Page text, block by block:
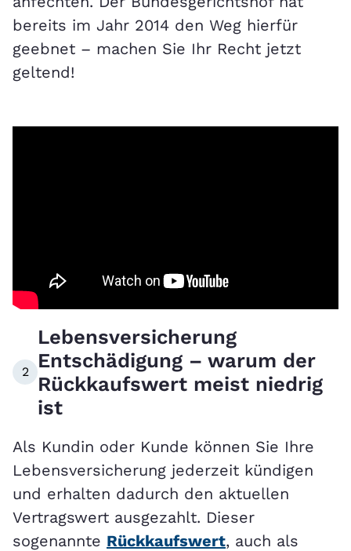
bereits im Jahr 2014 den Weg hierfür
geebnet – machen Sie Ihr Recht jetzt
geltend!
2
Lebensversicherung
Entschädigung – warum der
Rückkaufswert meist niedrig
ist
Als Kundin oder Kunde können Sie Ihre
Lebensversicherung jederzeit kündigen
und erhalten dadurch den aktuellen
Vertragswert ausgezahlt. Dieser
sogenannte Rückkaufswert, auch als